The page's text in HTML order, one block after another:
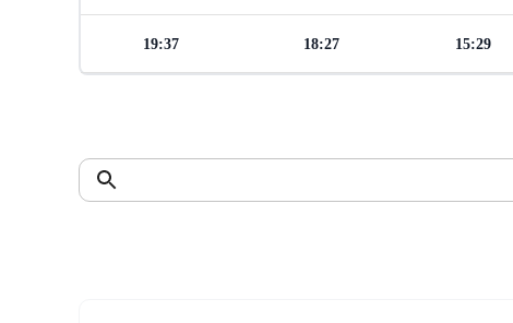
15:29
18:27
19:37